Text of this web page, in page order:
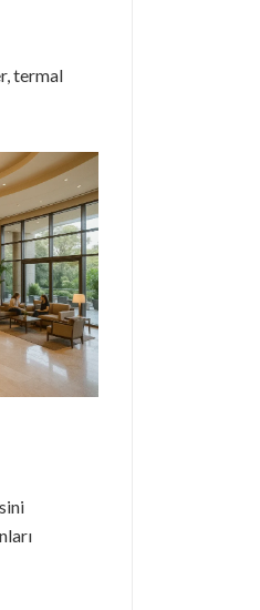
termal